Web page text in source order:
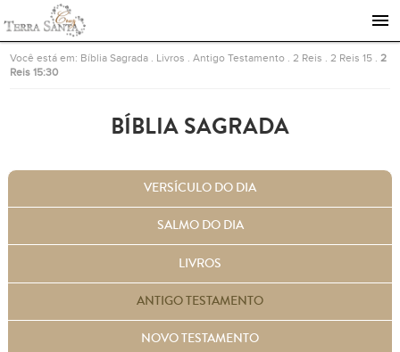
Ir para a página inicial
Você está em: Bíblia Sagrada Livros .Antigo Testamento 2 Reis 2 Reis 15
2
Reis 15:30
BÍBLIA SAGRADA
VERSÍCULO DO DIA
SALMO DO DIA
LIVROS
ANTIGO TESTAMENTO
NOVO TESTAMENTO